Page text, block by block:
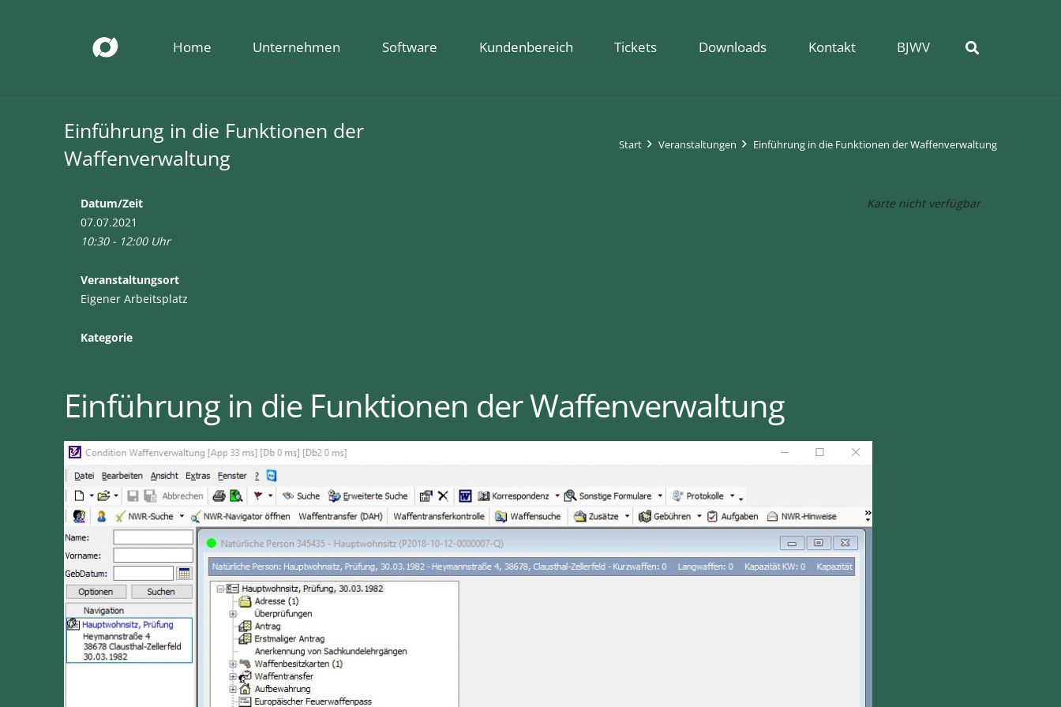
Home Unternehmen Software Kundenbereich Tickets Downloads Kontakt BJWV
Einführung in die Funktionen der
Waffenverwaltung
Start Veranstaltungen Einführung in die Funktionen der Waffenverwaltung
Karte nicht verfügbar
Datum/Zeit
07.07.2021
10:30 - 12:00 Uhr
Veranstaltungsort
Eigener Arbeitsplatz
Kategorie
Einführung in die Funktionen der Waffenverwaltung